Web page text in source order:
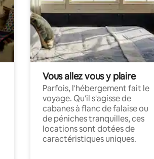
Vous allez vous y plaire
Parfois, l'hébergement fait le
voyage. Qu'il s'agisse de
cabanes à flanc de falaise ou
de péniches tranquilles, ces
locations sont dotées de
caractéristiques uniques.